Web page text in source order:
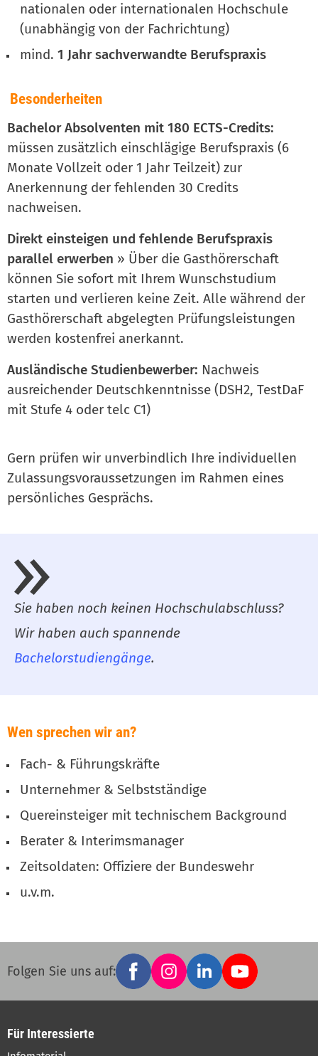
nationalen oder internationalen Hochschule
(unabhängig von der Fachrichtung)
mind.1 Jahr sachverwandte Berufspraxis
Besonderheiten
Bachelor Absolventen mit 180 ECTS-Credits:
müssen zusätzlich einschlägige Berufspraxis (6
Monate Vollzeit oder 1 Jahr Teilzeit) zur
Anerkennung der fehlenden 30 Credits
nachweisen.
Direkt einsteigen und fehlende Berufspraxis
parallel erwerben » Über die Gasthörerschaft
können Sie sofort mit Ihrem Wunschstudium
starten und verlieren keine Zeit. Alle während der
Gasthörerschaft abgelegten Prüfungsleistungen
werden kostenfrei anerkannt.
Ausländische Studienbewerber: Nachweis
ausreichender Deutschkenntnisse (DSH2, TestDaF
mit Stufe 4 oder telc C1)
Gern prüfen wir unverbindlich Ihre individuellen
Zulassungsvoraussetzungen im Rahmen eines
persönliches Gesprächs.
Sie haben noch keinen Hochschulabschluss?
Wir haben auch spannende
Bachelorstudiengänge.
Wen sprechen wir an?
Fach- & Führungskräfte
Unternehmer & Selbstständige
Quereinsteiger mit technischem Background
Berater & Interimsmanager
Zeitsoldaten: Offiziere der Bundeswehr
u.v.m.
Social
links
Folgen Sie uns auf:
FacebookInstagramLinkedInYouTube
Für Interessierte